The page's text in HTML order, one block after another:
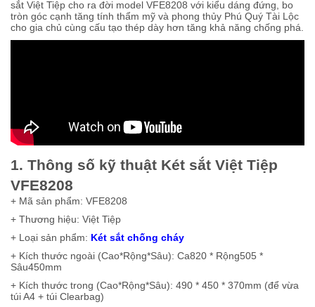
sắt Việt Tiệp cho ra đời model VFE8208 với kiểu dáng đứng, bo
tròn góc cạnh tăng tính thẩm mỹ và phong thủy Phú Quý Tài Lộc
cho gia chủ cùng cấu tạo thép dày hơn tăng khả năng chống phá.
1. Thông số kỹ thuật Két sắt Việt Tiệp
VFE8208
+ Mã sản phẩm: VFE8208
+ Thương hiệu: Việt Tiệp
+ Loại sản phẩm: Két sắt chống cháy
+ Kích thước ngoài (Cao*Rộng*Sâu): Ca820 * Rộng505 *
Sâu450mm
+ Kích thước trong (Cao*Rộng*Sâu): 490 * 450 * 370mm (để vừa
túi A4 + túi Clearbag)